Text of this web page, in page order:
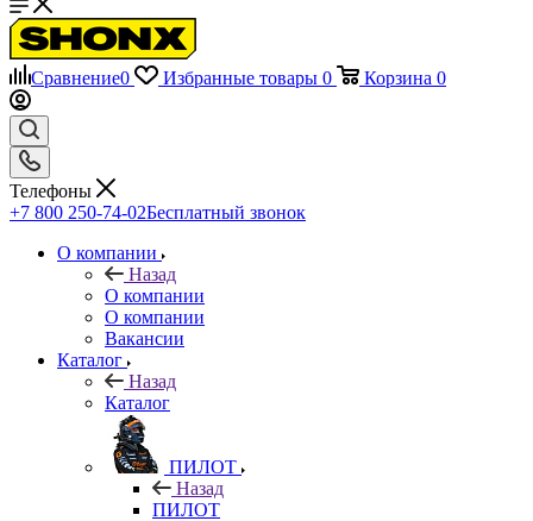
Сравнение0 Избранные товары 0 Корзина 0
Телефоны
+7 800 250-74-02Бесплатный звонок
О компании
Назад
О компании
О компании
Вакансии
Каталог
Назад
Каталог
ПИЛОТ
Назад
ПИЛОТ